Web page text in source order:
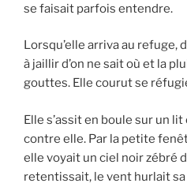
se faisait parfois entendre.
Lorsqu’elle arriva au refuge,
à jaillir d’on ne sait où et la
gouttes. Elle courut se
Elle s’assit en boule sur un
contre elle. Par la petite
elle voyait un ciel noir zébré
retentissait, le vent hurlait